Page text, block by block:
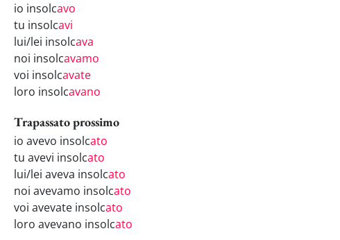
io insolcavo
tu insolcavi
lui/lei insolcava
noi insolcavamo
voi insolcavate
loro insolcavano
Trapassato prossimo
io avevo insolcato
tu avevi insolcato
lui/lei aveva insolcato
noi avevamo insolcato
voi avevate insolcato
loro avevano insolcato